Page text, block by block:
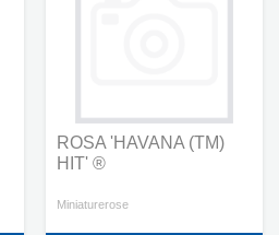
ROSA 'HAVANA (TM)
HIT' ®
Miniaturerose